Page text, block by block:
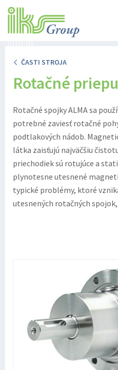
ČASTI STROJA
Rotačné
Rotačné spojky ALMA sa
potrebné zaviesť rotačné
podtlakových nádob.
látka zaisťujú najväčšiu
priechodiek sú rotujúce a
plynotesne utesnené
typické problémy, ktoré
utesnených rotačných